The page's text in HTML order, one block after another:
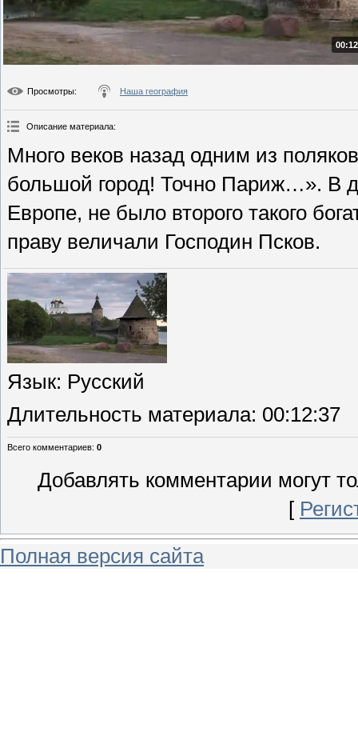
Просмотры: Наша география
Описание материала:
Много веков назад одним из
большой город! Точно Париж…». В
Европе, не было второго такого
праву величали Господин Псков.
Язык: Русский
Длительность материала: 00:12:37
Всего комментариев: 0
Добавлять комментарии могут
[
Полная версия сайта